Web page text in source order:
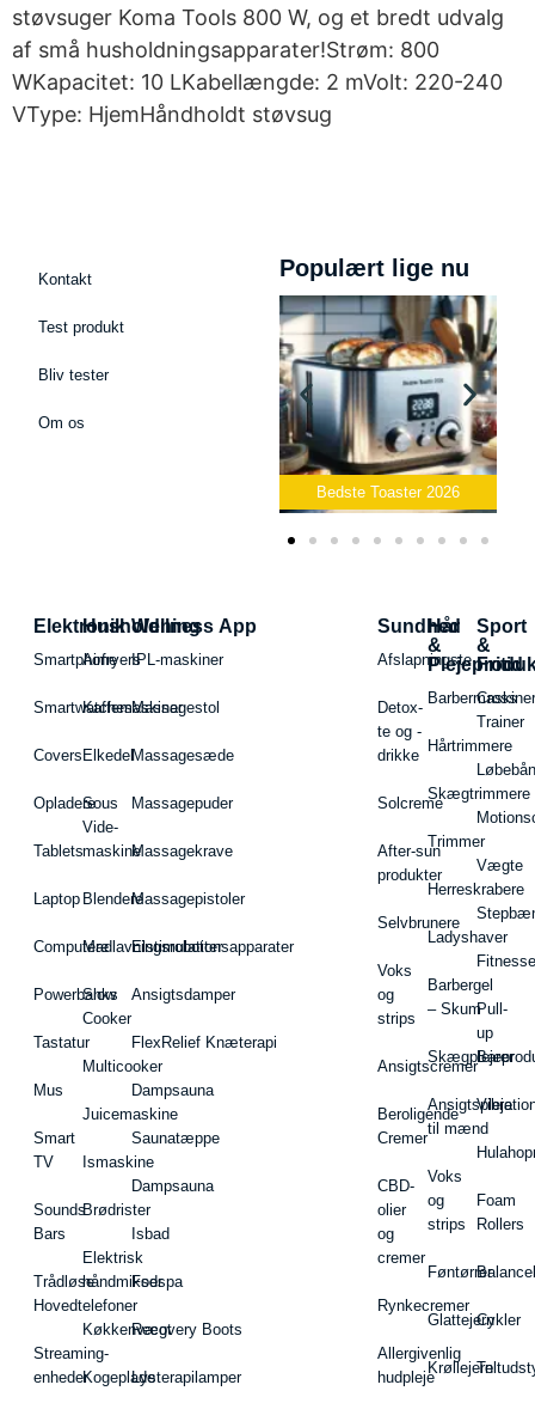
støvsuger Koma Tools 800 W, og et bredt udvalg
af små husholdningsapparater!Strøm: 800
WKapacitet: 10 LKabellængde: 2 mVolt: 220-240
VType: HjemHåndholdt støvsug
Kontakt
Test produkt
Bliv tester
Om os
Populært lige nu
Bedste Toaster 2026
Elektronik
Smartphone
Smartwatches
Covers
Opladere
Tablets
Laptop
Computere
Powerbanks
Tastatur
Mus
Smart
TV
Sounds
Bars
Trådløse
Hovedtelefoner
Streaming-
enheder
Husholdning
Airfryers
Kaffemaskiner
Elkedel
Sous
Vide-
maskine
Blendere
Madlavningsrobotter
Slow
Cooker
Multicooker
Juicemaskine
Ismaskine
Brødrister
Elektrisk
håndmikser
Køkkenvægt
Kogeplade
Wellness App
IPL-maskiner
Massagestol
Massagesæde
Massagepuder
Massagekrave
Massagepistoler
Elstimulationsapparater
Ansigtsdamper
FlexRelief Knæterapi
Dampsauna
Saunatæppe
Dampsauna
Isbad
Fodspa
Recovery Boots
Lysterapilamper
Sundhed
Afslapningste
Detox-
te og -
drikke
Solcreme
After-sun
produkter
Selvbrunere
Voks
og
strips
Ansigtscremer
Beroligende
Cremer
CBD-
olier
og
cremer
Rynkecremer
Allergivenlig
hudpleje
Hår
&
Hårtrimmere
Skægtrimmere
Trimmer
Herreskrabere
Ladyshaver
Barbergel
– Skum
Ansigtspleje
til mænd
Voks
og
strips
Føntørrer
Glattejern
Krøllejern
Sport
&
Fritid
Cross
Trainer
Vægte
Pull-
up
Barer
Foam
Rollers
Cykler